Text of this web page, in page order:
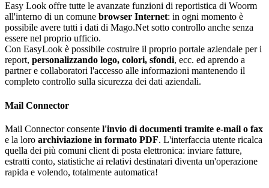
Easy Look offre tutte le avanzate funzioni di reportistica di Woorm
all'interno di un comune browser Internet: in ogni momento è
possibile avere tutti i dati di Mago.Net sotto controllo anche senza
essere nel proprio ufficio.
Con EasyLook è possibile costruire il proprio portale aziendale per i
report, personalizzando logo, colori, sfondi, ecc. ed aprendo a
partner e collaboratori l'accesso alle informazioni mantenendo il
completo controllo sulla sicurezza dei dati aziendali.
Mail Connector
Mail Connector consente l'invio di documenti tramite e-mail o fax
e la loro archiviazione in formato PDF. L'interfaccia utente ricalca
quella dei più comuni client di posta elettronica: inviare fatture,
estratti conto, statistiche ai relativi destinatari diventa un'operazione
rapida e volendo, totalmente automatica!